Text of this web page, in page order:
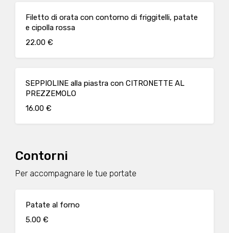
Filetto di orata con contorno di friggitelli, patate
e cipolla rossa
22.00 €
SEPPIOLINE alla piastra con CITRONETTE AL
PREZZEMOLO
16.00 €
Contorni
Per accompagnare le tue portate
Patate al forno
5.00 €